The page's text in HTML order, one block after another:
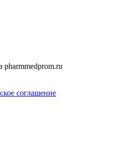
pharmmedprom.ru
соглашение